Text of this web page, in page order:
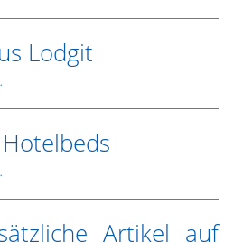
Lodgit
Artikel auf